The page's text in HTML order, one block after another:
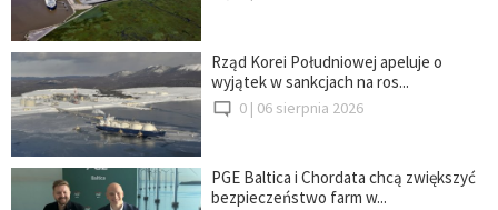
Rząd Korei Południowej apeluje o
wyjątek w sankcjach na ros...
0 | 06 sierpnia 2026
PGE Baltica i Chordata chcą zwiększyć
bezpieczeństwo farm w...